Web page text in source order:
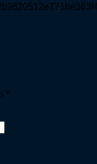
*Obligatorio